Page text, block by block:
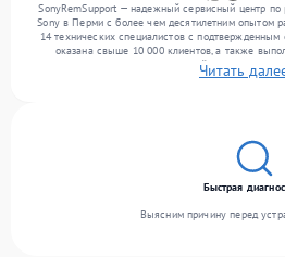
SonyRemSupport — надежный сервисный центр
Sony в Перми с более чем десятилетним опытом
14 технических специалистов с
оказана свыше 10 000 клиентов, а также
ремонтов. Ежемесячно в сервисный центр
устраняем поломки любой сложности и
Читать
Быстрая
Выясним причину перед